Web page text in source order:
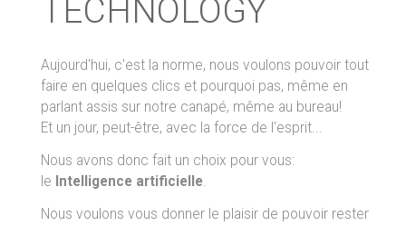
TECHNOLOGY
Aujourd'hui, c'est la norme, nous voulons pouvoir tout
faire en quelques clics et pourquoi pas, même en
parlant assis sur notre canapé, même au bureau!
Et un jour, peut-être, avec la force de l'esprit...
Nous avons donc fait un choix pour vous:
le Intelligence artificielle.
Nous voulons vous donner le plaisir de pouvoir rester